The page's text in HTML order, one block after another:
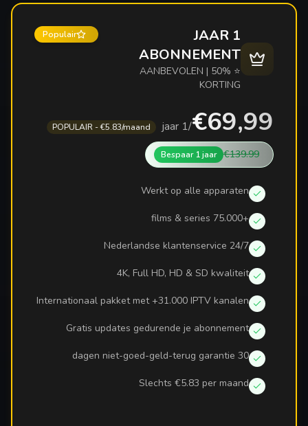
1 JAAR
ABONNEMENT
⭐ AANBEVOLEN | 50%
KORTING
Populair
€69,99
/
1 jaar
POPULAIR - €5.83/maand
€139.99
Bespaar1 jaar
Werkt op alle apparaten
+75.000 films & series
24/7 Nederlandse klantenservice
4K, Full HD, HD & SD kwaliteit
Internationaal pakket met +31.000 IPTV kanalen
Gratis updates gedurende je abonnement
30 dagen niet-goed-geld-terug garantie
Slechts €5.83 per maand